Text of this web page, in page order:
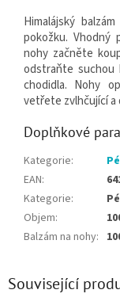
Himalájský
pokožku. Vhodný
nohy začněte
odstraňte suchou
chodidla. Nohy
vetřete zvlhčující a
Doplňkové
Kategorie:
EAN:
Kategorie:
Objem:
Balzám na nohy:
Související